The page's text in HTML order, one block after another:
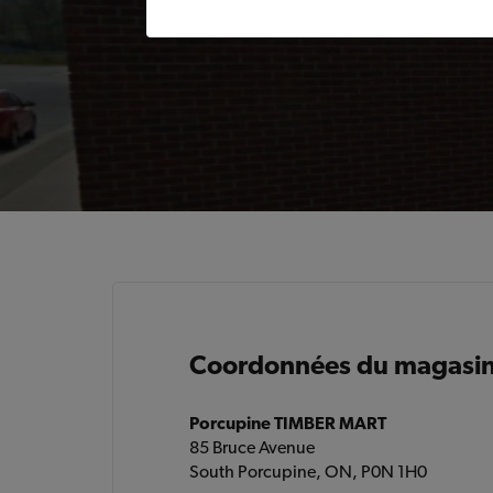
Coordonnées du
Porcupine TIMBER MART
85 Bruce Avenue
South Porcupine, ON, P0N 1H0